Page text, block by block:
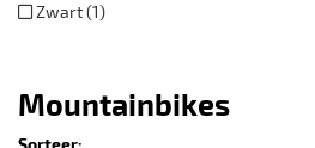
Zwart (1)
Mountainbikes
Sorteer: